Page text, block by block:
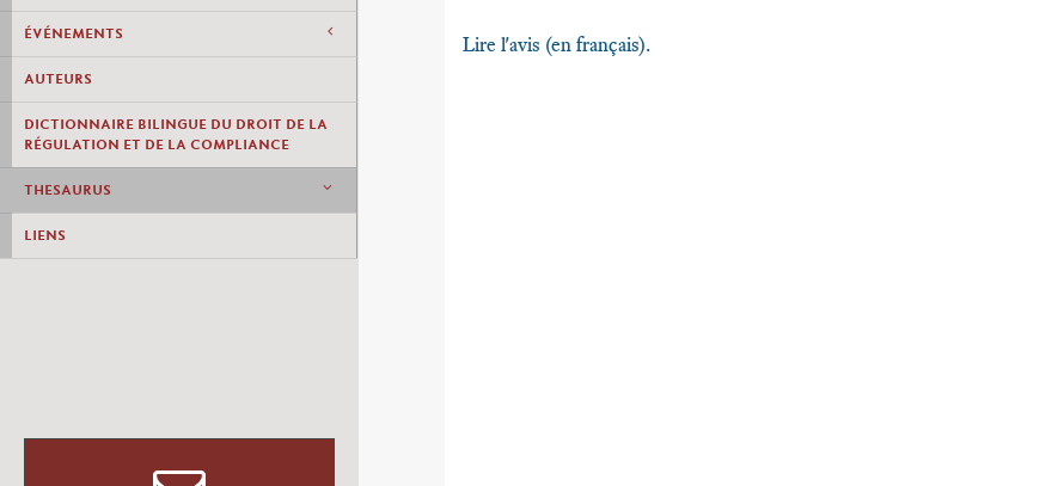
ÉVÉNEMENTS
AUTEURS
DICTIONNAIRE BILINGUE DU DROIT DE LA
RÉGULATION ET DE LA COMPLIANCE
THESAURUS
LIENS
Lire l'avis (en français).